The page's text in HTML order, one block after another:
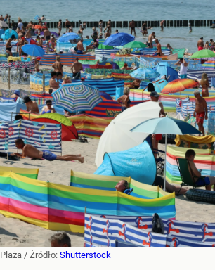
Plaża / Źródło: Shutterstock